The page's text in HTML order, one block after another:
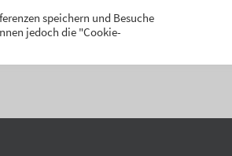
speichern und Besuche
jedoch die "Cookie-